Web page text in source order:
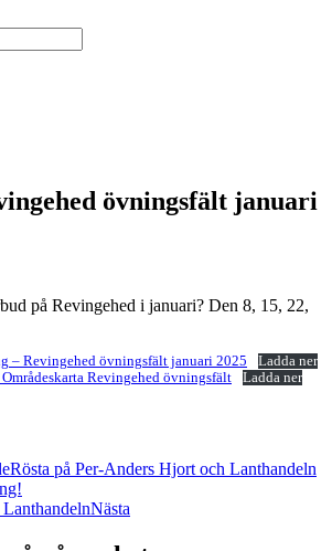
övningsfält januari
på Revingehed i januari? Den 8, 15, 22,
– Revingehed övningsfält januari 2025
Ladda ner
Revingehed övningsfält
Ladda ner
Rösta på Per-Anders Hjort och Lanthandeln
Nästa